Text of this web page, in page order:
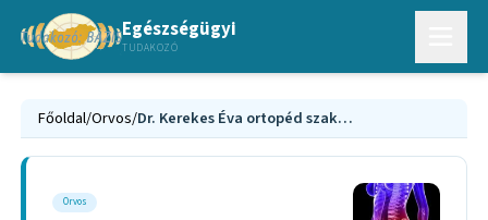
Egészségügyi
TUDAKOZÓ
Főoldal/Orvos/ Dr. Kerekes Éva ortopéd szakorvos
Orvos